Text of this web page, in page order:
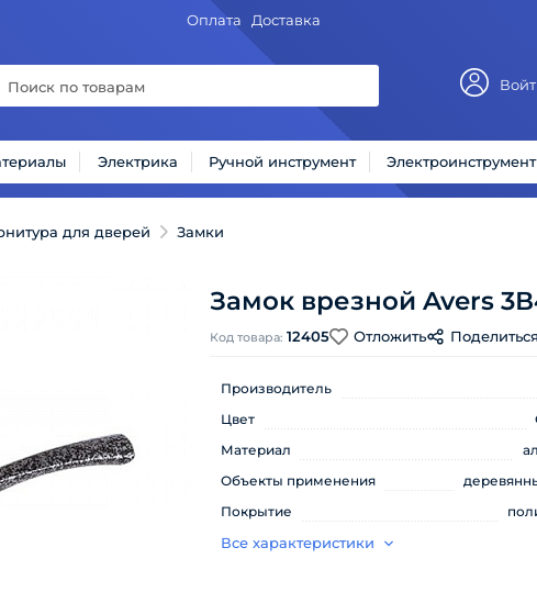
Оплата Доставка
Электрика Ручной инструмент
для дверей Замки
Замок врезной Avers
Код товара: 12405 Отложить Поделиться
Производитель
Цвет
Материал
Объекты применения
Покрытие
Все характеристики